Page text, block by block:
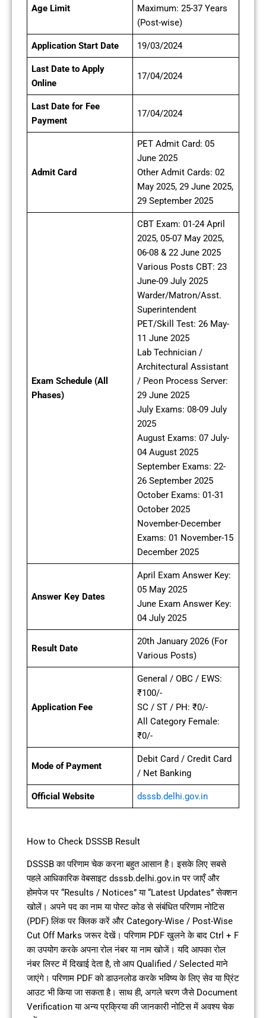
Age Limit
Maximum: 25-37 Years
(Post-wise)
Application Start Date 19/03/2024
Last Date to Apply
Online
17/04/2024
Last Date for Fee
Payment
17/04/2024
Admit Card
PET Admit Card: 05
June 2025
Other Admit Cards: 02
May 2025, 29 June 2025,
29 September 2025
Exam Schedule (All
Phases)
CBT Exam: 01-24 April
2025, 05-07 May 2025,
06-08 & 22 June 2025
Various Posts CBT: 23
June-09 July 2025
Warder/Matron/Asst.
Superintendent
PET/Skill Test: 26 May-
11 June 2025
Lab Technician /
Architectural Assistant
/ Peon Process Server:
29 June 2025
July Exams: 08-09 July
2025
August Exams: 07 July-
04 August 2025
September Exams: 22-
26 September 2025
October Exams: 01-31
October 2025
November-December
Exams: 01 November-15
December 2025
Answer Key Dates
April Exam Answer Key:
05 May 2025
June Exam Answer Key:
04 July 2025
Result Date
20th January 2026 (For
Various Posts)
Application Fee
General / OBC / EWS:
₹100/-
SC / ST / PH: ₹0/-
All Category Female:
₹0/-
Mode of Payment
Debit Card / Credit Card
/ Net Banking
Official Website dsssb.delhi.gov.in
How to Check DSSSB Result
DSSSB का परिणाम चेक करना बहुत आसान है। इसके लिए सबसे
पहले आधिकारिक वेबसाइट dsssb.delhi.gov.in पर जाएँ और
होमपेज पर “Results / Notices” या “Latest Updates” सेक्शन
खोलें। अपने पद का नाम या पोस्ट कोड से संबंधित परिणाम नोटिस
(PDF) लिंक पर क्लिक करें और Category-Wise / Post-Wise
Cut Off Marks जरूर देखें। परिणाम PDF खुलने के बाद Ctrl + F
का उपयोग करके अपना रोल नंबर या नाम खोजें। यदि आपका रोल
नंबर लिस्ट में दिखाई देता है, तो आप Qualified / Selected माने
जाएंगे। परिणाम PDF को डाउनलोड करके भविष्य के लिए सेव या प्रिंट
आउट भी किया जा सकता है। साथ ही, अगले चरण जैसे Document
Verification या अन्य प्रक्रिया की जानकारी नोटिस में अवश्य चेक